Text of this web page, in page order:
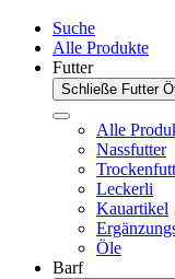
Suche
Alle Produkte
Futter
Schließe Futter
Alle
Nassfutter
Leckerli
Kauartikel
Öle
Barf